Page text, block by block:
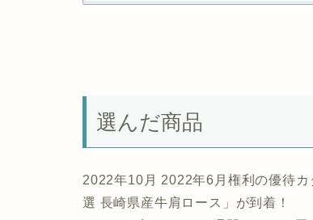
選んだ商品
2022年10月 2022年6月権利の優待
選 長崎県産牛肩ロース」が到着！